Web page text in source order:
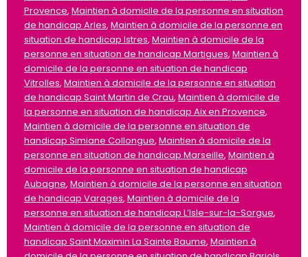
Provence, Maintien à domicile de la personne en situation
de handicap Arles, Maintien à domicile de la personne en
situation de handicap Istres, Maintien à domicile de la
personne en situation de handicap Martigues, Maintien à
domicile de la personne en situation de handicap
Vitrolles, Maintien à domicile de la personne en situation
de handicap Saint Martin de Crau, Maintien à domicile de
la personne en situation de handicap Aix en Provence,
Maintien à domicile de la personne en situation de
handicap Simiane Collongue, Maintien à domicile de la
personne en situation de handicap Marseille, Maintien à
domicile de la personne en situation de handicap
Aubagne, Maintien à domicile de la personne en situation
de handicap Varages, Maintien à domicile de la
personne en situation de handicap L’Isle-sur-la-Sorgue,
Maintien à domicile de la personne en situation de
handicap Saint Maximin La Sainte Baume, Maintien à